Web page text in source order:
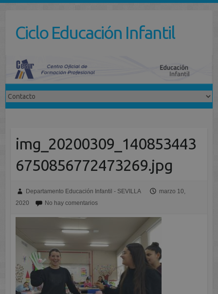
contenidoCiclo Educación Infantil
img_20200309_140853443
6750856772473269.jpg
Departamento Educación Infantil - SEVILLA
marzo 10,
2020
No hay comentarios